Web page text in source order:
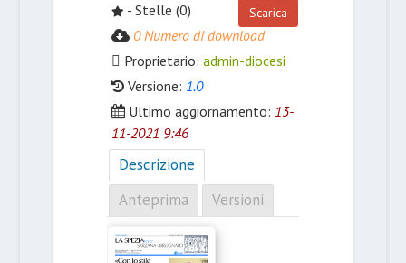
Scarica
- Stelle (0)
0 Numero di download
Proprietario: admin-diocesi
Versione: 1.0
Ultimo aggiornamento: 13-
11-2021 9:46
Descrizione
Anteprima
Versioni